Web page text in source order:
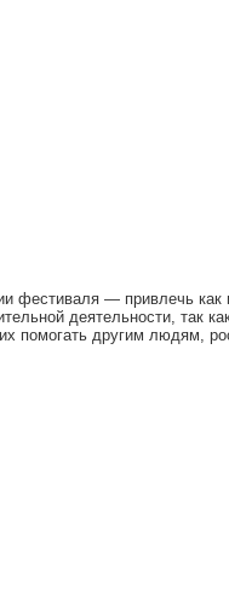
фестиваля — привлечь
деятельности, так
помогать другим людям,